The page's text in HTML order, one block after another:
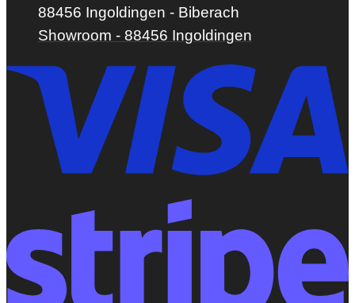
88456 Ingoldingen - Biberach
Showroom - 88456 Ingoldingen